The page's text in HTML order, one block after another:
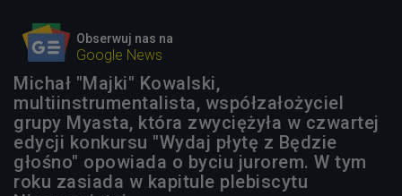
Obserwuj nas na
Google News
Michał "Majki" Kowalski,
multiinstrumentalista, współzałożyciel
grupy Myasta, która zwyciężyła w czwartej
edycji konkursu "Wydaj płytę z Będzie
głośno" opowiada o byciu jurorem. W tym
roku zasiada w kapitule plebiscytu